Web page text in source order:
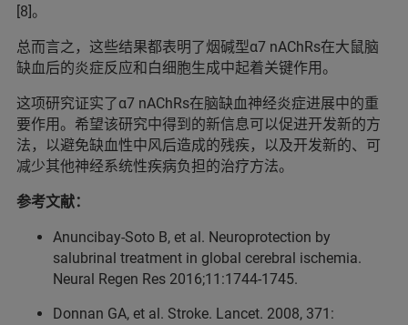
[8]。
总而言之，这些结果都表明了烟碱型α7 nAChRs在大鼠脑
缺血后的炎症反应和白细胞生成中起着关键作用。
这项研究证实了α7 nAChRs在脑缺血神经炎症进展中的重
要作用。希望该研究中得到的新信息可以促进开发新的方
法，以避免缺血性中风后造成的残疾，以及开发新的、可
减少其他神经系统性疾病负担的治疗方法。
参考文献：
Anuncibay-Soto B, et al. Neuroprotection by
salubrinal treatment in global cerebral ischemia.
Neural Regen Res 2016;11:1744‑1745.
Donnan GA, et al. Stroke. Lancet. 2008, 371: